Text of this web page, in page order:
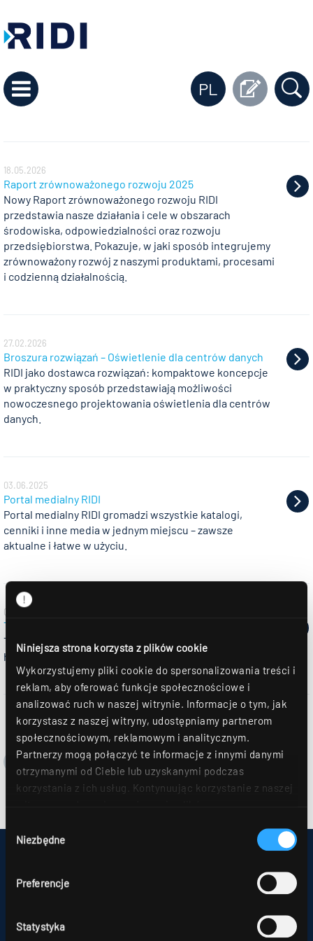
Niniejsza strona korzysta z plików cookie
Wykorzystujemy pliki cookie do spersonalizowania treści i
reklam, aby oferować funkcje społecznościowe i
analizować ruch w naszej witrynie. Informacje o tym, jak
korzystasz z naszej witryny, udostępniamy partnerom
społecznościowym, reklamowym i analitycznym.
Partnerzy mogą połączyć te informacje z innymi danymi
otrzymanymi od Ciebie lub uzyskanymi podczas
korzystania z ich usług. Kontynuując korzystanie z naszej
szczegóły można znaleźć w naszym
oświadczeniu o
zgody
Niezbędne
Preferencje
Statystyka
PL
18.05.2026
Raport zrównoważonego rozwoju 2025
Nowy Raport zrównoważonego rozwoju RIDI
przedstawia nasze działania i cele w obszarach
środowiska, odpowiedzialności oraz rozwoju
przedsiębiorstwa. Pokazuje, w jaki sposób integrujemy
zrównoważony rozwój z naszymi produktami, procesami
i codzienną działalnością.
27.02.2026
Broszura rozwiązań – Oświetlenie dla centrów danych
RIDI jako dostawca rozwiązań: kompaktowe koncepcje
w praktyczny sposób przedstawiają możliwości
nowoczesnego projektowania oświetlenia dla centrów
danych.
03.06.2025
Portal medialny RIDI
Portal medialny RIDI gromadzi wszystkie katalogi,
cenniki i inne media w jednym miejscu – zawsze
aktualne i łatwe w użyciu.
04.12.2024
The RIDI Spotlights
The brand-new video format delivering product
highlights in just 60 seconds. Learn more.
OCHRONA DANYCH
UWAGI DLA KONSUMENTÓW DOTYCZĄCE ROZSTRZYGANIA SPORÓW
PARTNERZY